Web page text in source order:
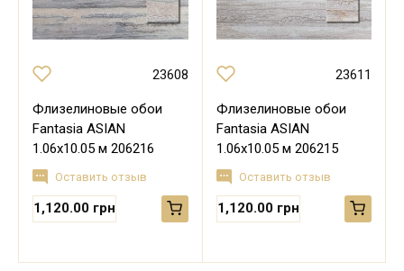
23608
Флизелиновые обои
Fantasia ASIAN
1.06х10.05 м 206216
Оставить отзыв
1,120.00 грн
23611
Флизелиновые обои
Fantasia ASIAN
1.06х10.05 м 206215
Оставить отзыв
1,120.00 грн